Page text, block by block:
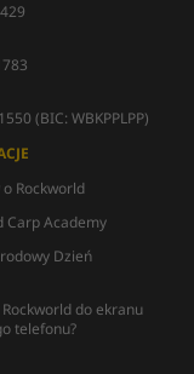
(BIC: WBKPPLPP)
o Rockworld
Carp Academy
Dzień
Rockworld do ekranu
telefonu?